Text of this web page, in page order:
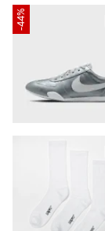
-44%